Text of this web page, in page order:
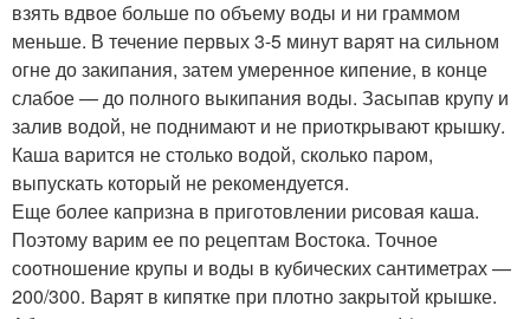
взять вдвое больше по объему воды и ни граммом
меньше. В течение первых 3-5 минут варят на сильном
огне до закипания, затем умеренное кипение, в конце
слабое — до полного выкипания воды. Засыпав крупу и
залив водой, не поднимают и не приоткрывают крышку.
Каша варится не столько водой, сколько паром,
выпускать который не рекомендуется.
Еще более капризна в приготовлении рисовая каша.
Поэтому варим ее по рецептам Востока. Точное
соотношение крупы и воды в кубических сантиметрах —
200/300. Варят в кипятке при плотно закрытой крышке.